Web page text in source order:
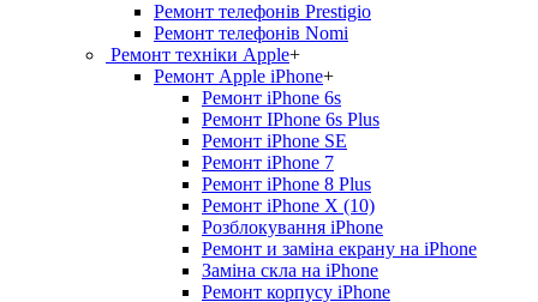
Ремонт телефонів Prestigio
Ремонт телефонів Nomi
Ремонт техніки Apple+
Ремонт Apple iPhone+
Ремонт iPhone 6s
Ремонт IPhone 6s Plus
Ремонт iPhone SE
Ремонт iPhone 7
Ремонт iPhone 8 Plus
Ремонт iPhone X (10)
Розблокування iPhone
Ремонт и заміна екрану на iPhone
Заміна скла на iPhone
Ремонт корпусу iPhone